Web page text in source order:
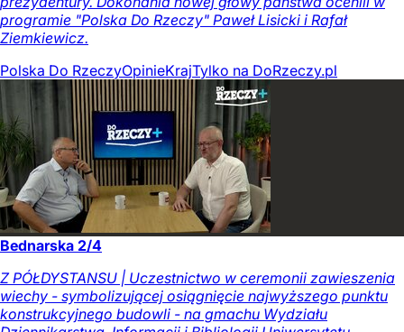
programie "Polska Do Rzeczy" Paweł Lisicki i Rafał
Ziemkiewicz.
Polska Do RzeczyOpinieKrajTylko na DoRzeczy.pl
Bednarska 2/4
Z PÓŁDYSTANSU | Uczestnictwo w ceremonii zawieszenia
wiechy - symbolizującej osiągnięcie najwyższego punktu
konstrukcyjnego budowli - na gmachu Wydziału